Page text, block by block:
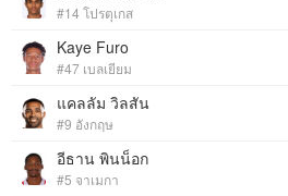
#14 โปรตุเกส
Kaye Furo
#47 เบลเยียม
แคลลัม วิลสัน
#9 อังกฤษ
อีธาน พินน็อก
#5 จาเมกา